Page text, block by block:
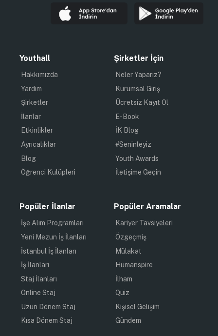
Youthall
Hakkımızda
Yardım
Şirketler
İlanlar
Etkinlikler
Ayrıcalıklar
Blog
Öğrenci Kulüpleri
Şirketler İçin
Neler Yaparız?
Kurumsal Giriş
Ücretsiz Kayıt Ol
E-Book
İK Blog
#Seninleyiz
Youth Awards
İletişime Geçin
Popüler İlanlar
İşe Alım Programları
Yeni Mezun İş İlanları
İstanbul İş İlanları
İş İlanları
Staj İlanları
Online Staj
Uzun Dönem Staj
Kısa Dönem Staj
Popüler Aramalar
Kariyer Tavsiyeleri
Özgeçmiş
Mülakat
Humanspire
İlham
Quiz
Kişisel Gelişim
Gündem